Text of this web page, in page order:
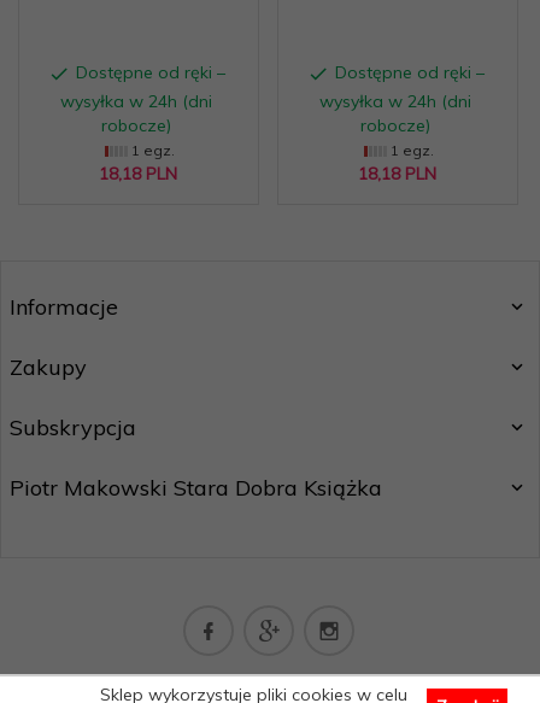
Dostępne od ręki –
wysyłka w 24h (dni
robocze)
1 egz.
18,18 PLN
Dostępne od ręki –
wysyłka w 24h (dni
robocze)
1 egz.
18,18 PLN
Informacje
Zakupy
Subskrypcja
Piotr Makowski Stara Dobra Książka
kontakt@staradobraksiazka.pl
Sklep wykorzystuje pliki cookies w celu